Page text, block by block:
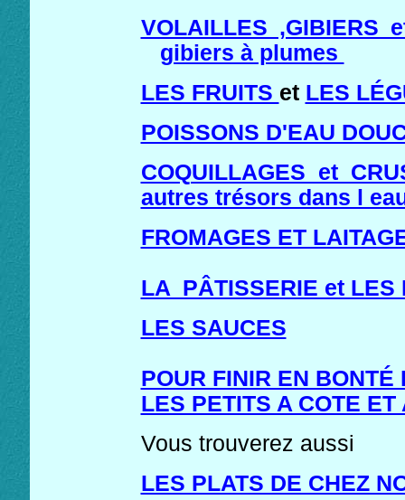
VOLAILLES
gibiers à plumes
LES FRUITS et LES
POISSONS D'EAU
COQUILLAGES et
autres trésors dans l
FROMAGES ET
LA PÂTISSERIE et LES
LES SAUCES
POUR FINIR EN BONTÉ
LES PETITS A COTE ET
Vous trouverez aussi
LES PLATS DE CHEZ